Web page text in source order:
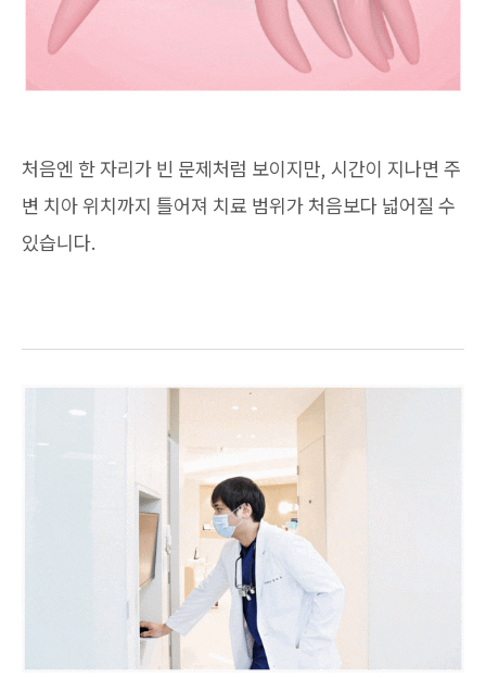
처음엔 한 자리가 빈 문제처럼 보이지만, 시간이 지나면 주
변 치아 위치까지 틀어져 치료 범위가 처음보다 넓어질 수
있습니다.